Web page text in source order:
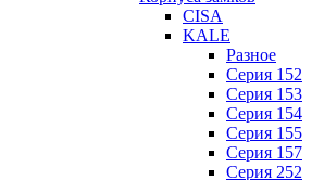
CISA
KALE
Разное
Серия 152
Серия 153
Серия 154
Серия 155
Серия 157
Серия 252